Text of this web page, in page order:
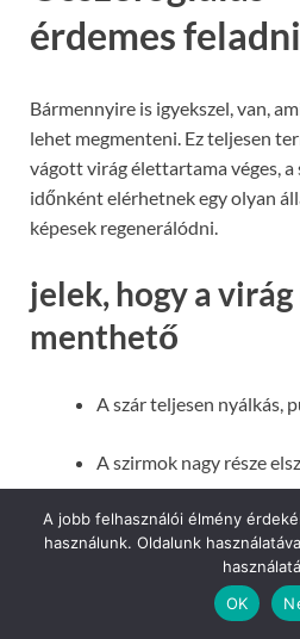
érdemes
Bármennyire is igyekszel, van,
lehet megmenteni. Ez teljesen
vágott virág élettartama véges,
időnként elérhetnek egy olyan
képesek regenerálódni.
jelek, hogy a
menthető
A szár teljesen nyálkás,
A szirmok nagy része
A víz bármilyen csere
válik.
A szobanövény gyökere
A jobb felhasználói élmény
használunk. Oldalunk
OK